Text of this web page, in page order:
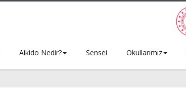
Aikido Nedir? Sensei Okullarımız